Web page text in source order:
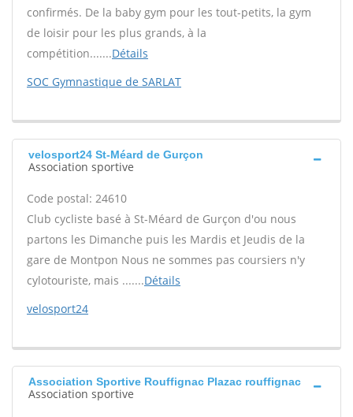
confirmés. De la baby gym pour les tout-petits, la gym
de loisir pour les plus grands, à la
compétition.......Détails
SOC Gymnastique de SARLAT
velosport24 St-Méard de Gurçon
Association sportive
Code postal: 24610
Club cycliste basé à St-Méard de Gurçon d'ou nous
partons les Dimanche puis les Mardis et Jeudis de la
gare de Montpon Nous ne sommes pas coursiers n'y
cylotouriste, mais .......Détails
velosport24
Association Sportive Rouffignac Plazac rouffignac
Association sportive